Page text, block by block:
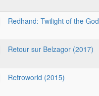
Redhand: Twilight of the
Retour sur Belzagor (2017)
Retroworld (2015)